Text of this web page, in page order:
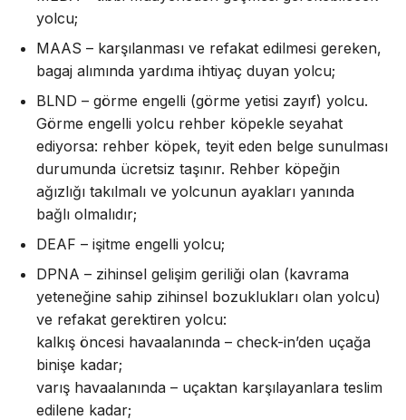
yolcu;
MAAS – karşılanması ve refakat edilmesi gereken,
bagaj alımında yardıma ihtiyaç duyan yolcu;
BLND – görme engelli (görme yetisi zayıf) yolcu.
Görme engelli yolcu rehber köpekle seyahat
ediyorsa: rehber köpek, teyit eden belge sunulması
durumunda ücretsiz taşınır. Rehber köpeğin
ağızlığı takılmalı ve yolcunun ayakları yanında
bağlı olmalıdır;
DEAF – işitme engelli yolcu;
DPNA – zihinsel gelişim geriliği olan (kavrama
yeteneğine sahip zihinsel bozuklukları olan yolcu)
ve refakat gerektiren yolcu:
kalkış öncesi havaalanında – check-in’den uçağa
binişe kadar;
varış havaalanında – uçaktan karşılayanlara teslim
edilene kadar;